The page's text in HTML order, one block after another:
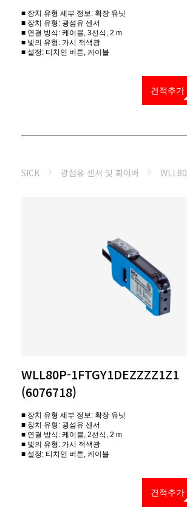
■ 장치 유형 세부 정보: 확장 유닛
■ 장치 유형: 광섬유 센서
■ 연결 방식: 케이블, 3선식, 2 m
■ 빛의 유형: 가시 적색광
■ 설정: 티치인 버튼, 케이블
견적추가
SICK 광섬유 센서 및 화이버 WLL80
WLL80P-1FTGY1DEZZZZ1Z1
(6076718)
■ 장치 유형 세부 정보: 확장 유닛
■ 장치 유형: 광섬유 센서
■ 연결 방식: 케이블, 2선식, 2 m
■ 빛의 유형: 가시 적색광
■ 설정: 티치인 버튼, 케이블
견적추가